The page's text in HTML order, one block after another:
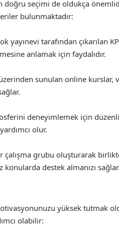
doğru seçimi de oldukça
bulunmaktadır:
yayınevi tarafından çıkarılan
anlamak için faydalıdır.
sunulan online kurslar,
deneyimlemek için
olur.
çalışma grubu oluşturarak
destek almanızı sağlar.
yüksek tutmak
olabilir: